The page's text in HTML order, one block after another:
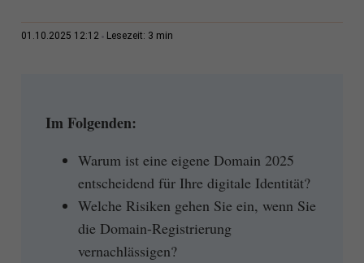
01.10.2025 12:12 Lesezeit: 3 min
Im Folgenden:
Warum ist eine eigene Domain 2025
entscheidend für Ihre digitale Identität?
Welche Risiken gehen Sie ein, wenn Sie
die Domain-Registrierung
vernachlässigen?